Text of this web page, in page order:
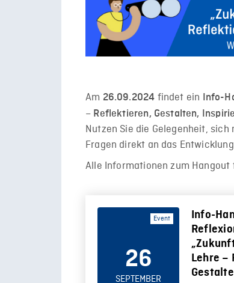
Am 26.09.2024 findet ein
Info-
– Reflektieren, Gestalten,
Nutzen Sie die Gelegenheit,
Fragen direkt an das
Alle Informationen zum Hangout
Event
26
SEPTEMBER
Info-
Lehre –